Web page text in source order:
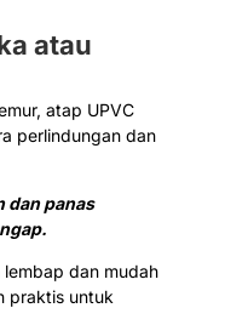
atau
atap UPVC
perlindungan dan
dan panas
dan mudah
praktis untuk